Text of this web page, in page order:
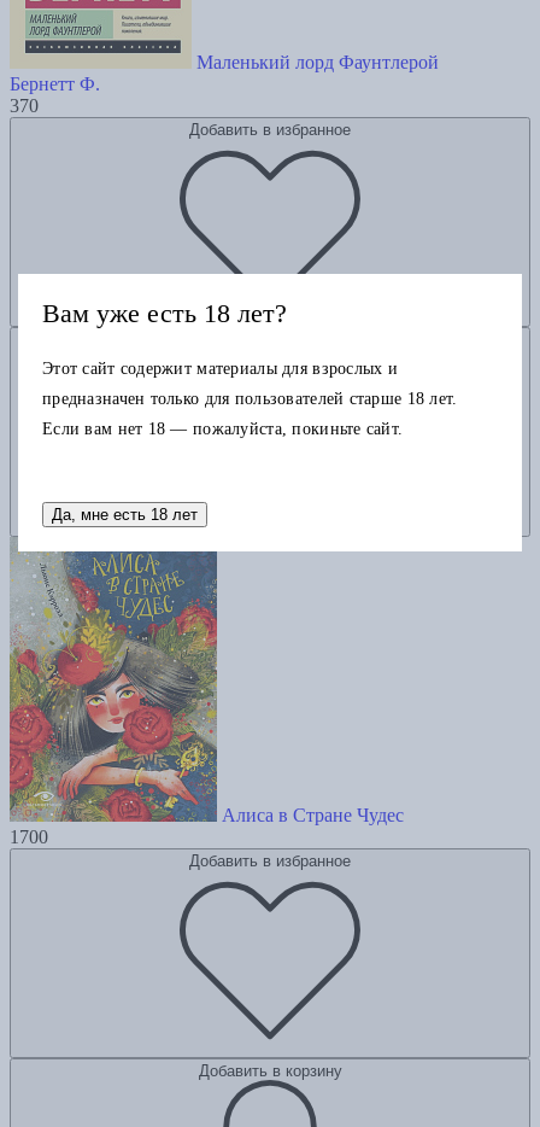
Маленький лорд Фаунтлерой
Бернетт Ф.
370
Добавить в избранное
Алиса в Стране Чудес
1700
Добавить в избранное
Добавить в корзину
Вам уже есть 18 лет?
Этот сайт содержит материалы для взрослых и
предназначен только для пользователей старше 18 лет.
Если вам нет 18 — пожалуйста, покиньте сайт.
Да, мне есть 18 лет